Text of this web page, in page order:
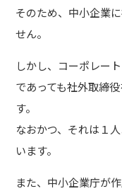
そのため、中小企業
せん。
しかし、コーポレー
であっても社外取締
す。
なおかつ、それは１
います。
また、中小企業庁が